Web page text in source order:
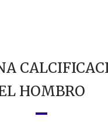
HOMBRO